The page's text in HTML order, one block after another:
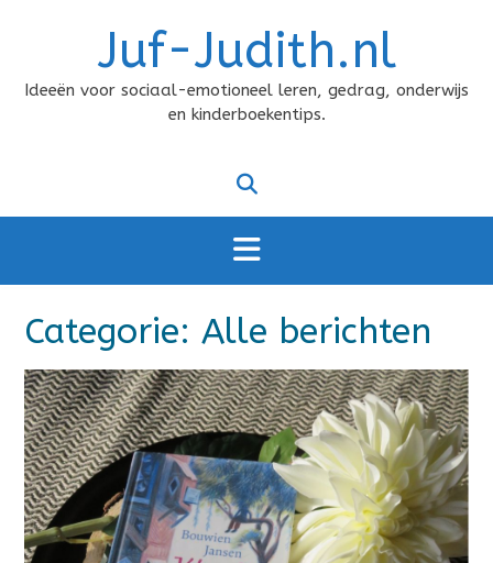
Juf-Judith.nl
Ideeën voor sociaal-emotioneel leren, gedrag, onderwijs
en kinderboekentips.
Categorie: Alle berichten